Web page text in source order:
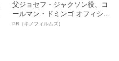
父ジョセフ・ジャクソン役、コ
ールマン・ドミンゴ オフィシャ
ルインタビュー“観客を魅了した
PR（キノフィルムズ）